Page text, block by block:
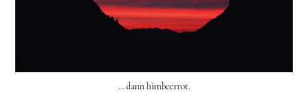
… dann himbeerrot.